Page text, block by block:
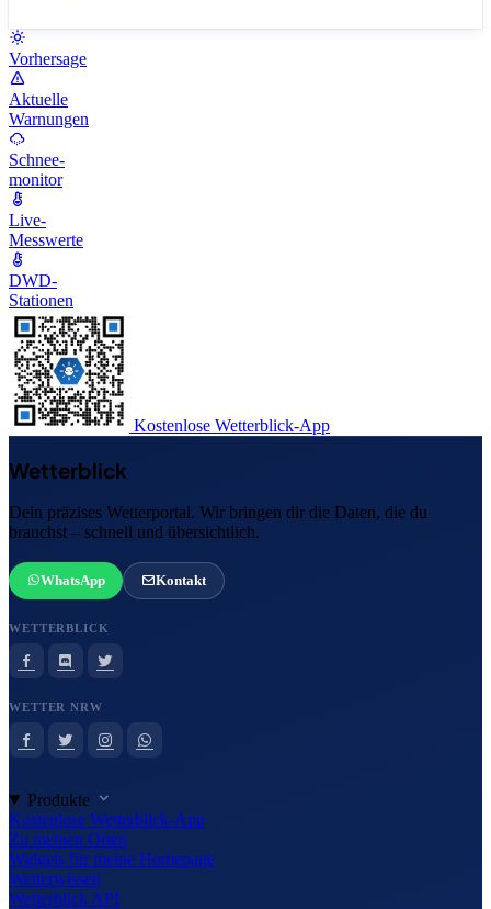
Vorhersage
Aktuelle
Warnungen
Schnee-
monitor
Live-
Messwerte
DWD-
Stationen
Kostenlose Wetterblick-App
Wetterblick
Dein präzises Wetterportal. Wir bringen dir die Daten, die du
brauchst – schnell und übersichtlich.
WhatsApp Kontakt
WETTERBLICK
WETTER NRW
Produkte
Kostenlose Wetterblick-App
Zu meinen Orten
Widgets für meine Homepage
Wetterwissen
Wetterblick API